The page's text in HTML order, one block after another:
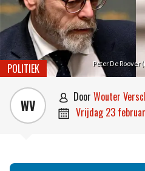
Peter De
POLITIEK
WV  door Wouter
 vrijdag 23